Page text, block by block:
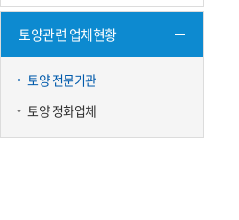
토양관련 업체현황
토양 전문기관
토양 정화업체